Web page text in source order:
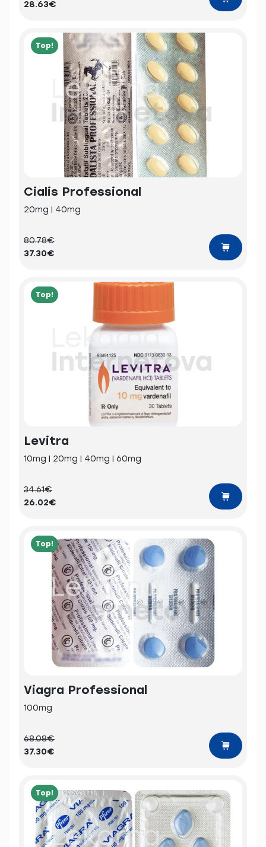
28.63€
Top!
Cialis Professional
20mg | 40mg
80.78€
37.30€
Top!
Levitra
10mg | 20mg | 40mg | 60mg
34.61€
26.02€
Top!
Viagra Professional
100mg
68.08€
37.30€
Top!